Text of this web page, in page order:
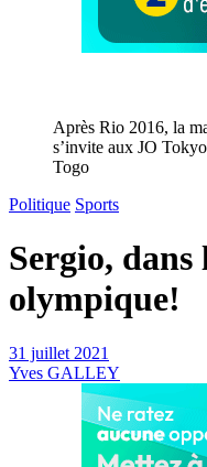
Après Rio 2016, la
s’invite aux JO
Togo
Politique Sports
Sergio, dans
olympique!
31 juillet 2021
Yves GALLEY